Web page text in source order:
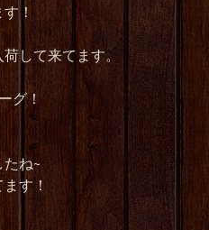
！
して来てます。
グ！
ね~
す！